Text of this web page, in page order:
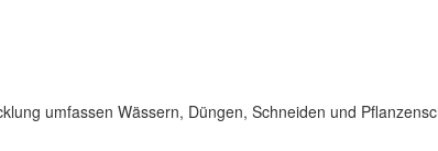
umfassen Wässern, Düngen, Schneiden und